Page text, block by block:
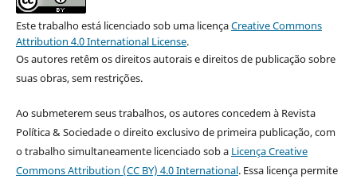
Este trabalho está licenciado sob uma licençaCreative Commons
Attribution 4.0 International License.
Os autores retêm os direitos autorais e direitos de publicação sobre
suas obras, sem restrições.
Ao submeterem seus trabalhos, os autores concedem à Revista
Política & Sociedade o direito exclusivo de primeira publicação, com
o trabalho simultaneamente licenciado sob a Licença Creative
Commons Attribution (CC BY) 4.0 International. Essa licença permite